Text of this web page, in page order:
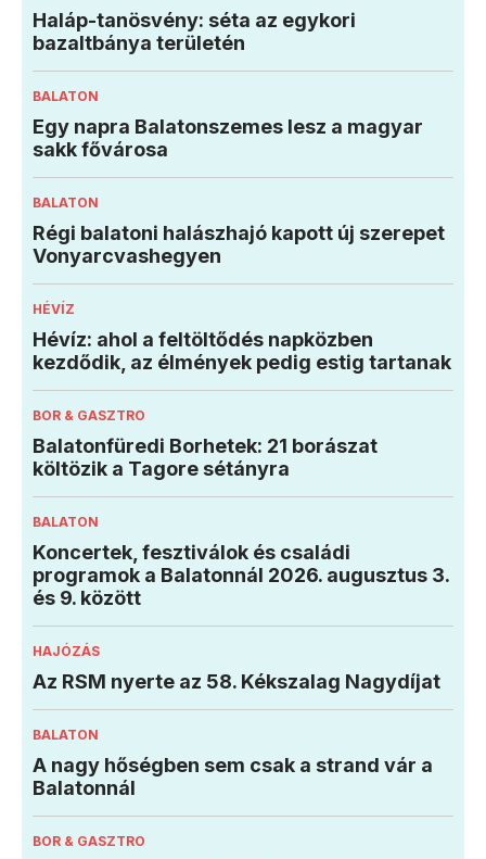
Haláp-tanösvény: séta az egykori
bazaltbánya területén
BALATON
Egy napra Balatonszemes lesz a magyar
sakk fővárosa
BALATON
Régi balatoni halászhajó kapott új szerepet
Vonyarcvashegyen
HÉVÍZ
Hévíz: ahol a feltöltődés napközben
kezdődik, az élmények pedig estig tartanak
BOR & GASZTRO
Balatonfüredi Borhetek: 21 borászat
költözik a Tagore sétányra
BALATON
Koncertek, fesztiválok és családi
programok a Balatonnál 2026. augusztus 3.
és 9. között
HAJÓZÁS
Az RSM nyerte az 58. Kékszalag Nagydíjat
BALATON
A nagy hőségben sem csak a strand vár a
Balatonnál
BOR & GASZTRO